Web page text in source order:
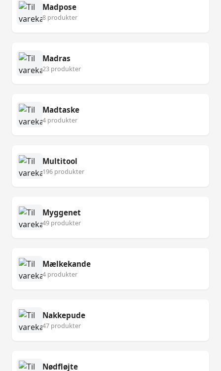
Madpose
8 produkter
Madras
23 produkter
Madtaske
4 produkter
Multitool
196 produkter
Myggenet
49 produkter
Mælkekande
4 produkter
Nakkepude
47 produkter
Nødfløjte